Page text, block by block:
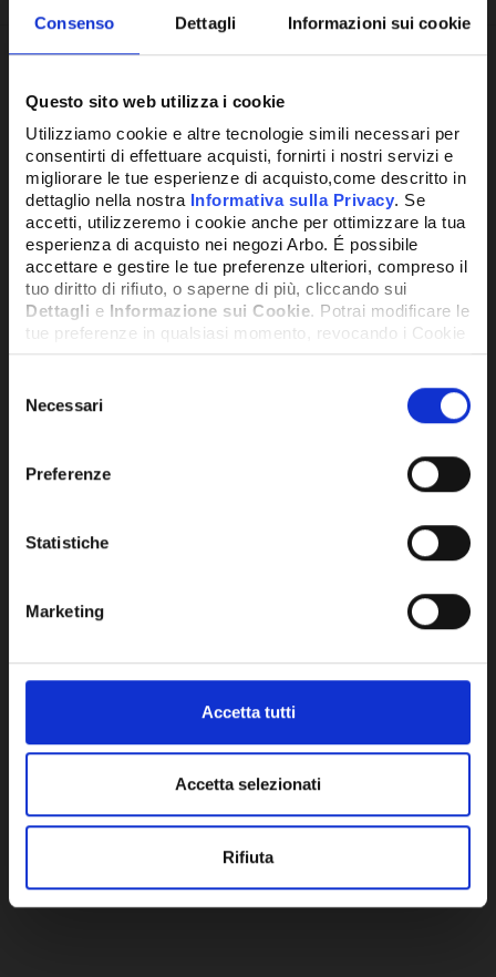
Consenso Dettagli Informazioni sui cookie
Questo sito web utilizza i cookie
Utilizziamo cookie e altre tecnologie simili necessari per
consentirti di effettuare acquisti, fornirti i nostri servizi e
migliorare le tue esperienze di acquisto,come descritto in
dettaglio nella nostra Informativa sulla Privacy. Se
accetti, utilizzeremo i cookie anche per ottimizzare la tua
esperienza di acquisto nei negozi Arbo. É possibile
accettare e gestire le tue preferenze ulteriori, compreso il
tuo diritto di rifiuto, o saperne di più, cliccando sui
Dettagli e Informazione sui Cookie. Potrai modificare le
tue preferenze in qualsiasi momento, revocando i Cookie
precedentemente autorizzati, direttamente dalle
delNecessari
Preferenze
Statistiche
Marketing
Accetta tutti
Accetta selezionati
Rifiuta
Potrebbe anche interessarti
VENTILATORE CON DIAMETRO 350
350-S